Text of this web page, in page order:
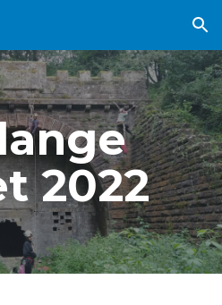
Skip to navigation
2022